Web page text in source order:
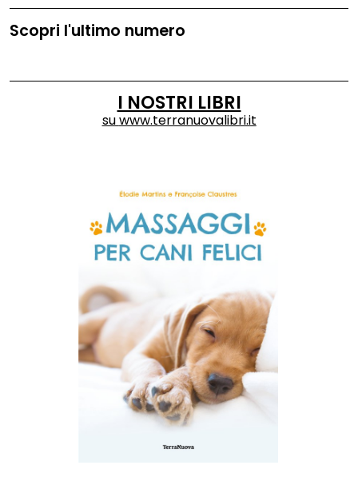
Scopri l'ultimo numero
I NOSTRI LIBRI
suwww.terranuovalibri.it